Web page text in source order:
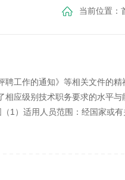
当前位置：
工作的通知》等相关文件的
应级别技术职务要求的水平
1）适用人员范围：经国家或
“专业知识”、“专业实践能力”